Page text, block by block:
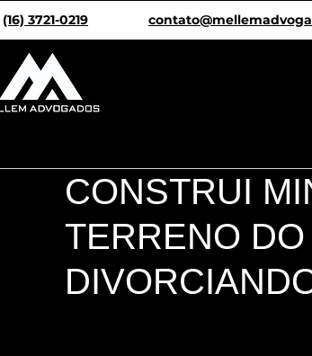
(16) 3721-0219
CONSTRUI
TERRENO